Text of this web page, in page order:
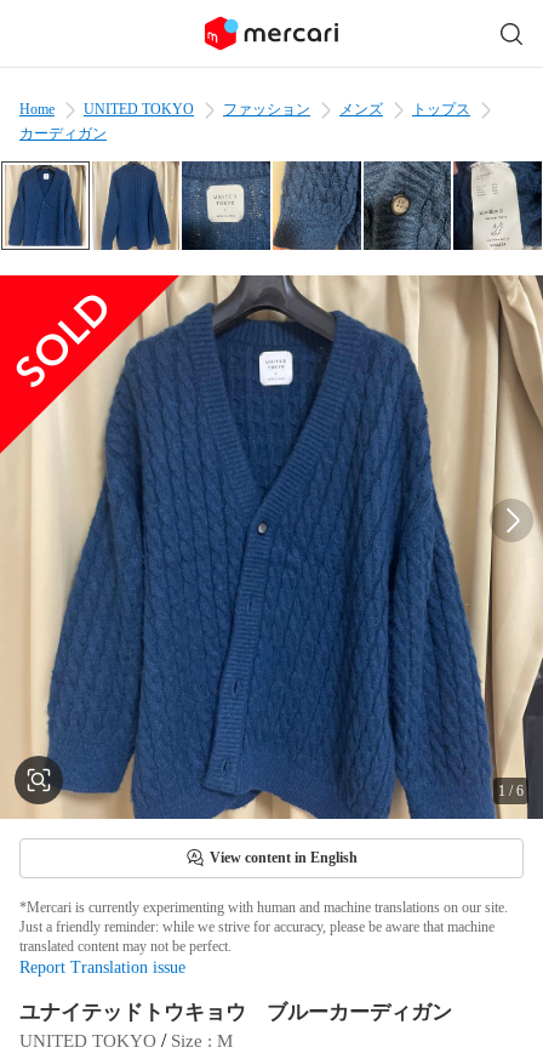
Home UNITED TOKYO ファッション メンズ
トップス
カーディガン
1 /6
View content in English
*Mercari is currently experimenting with human and machine translations on our site.
Just a friendly reminder: while we strive for accuracy, please be aware that machine
translated content may not be perfect.
Report Translation issue
ユナイテッドトウキョウ ブルーカーディガン
UNITED TOKYO / Size : M